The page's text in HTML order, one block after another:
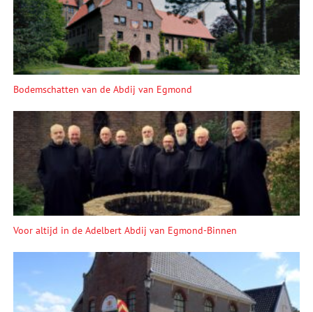
Bodemschatten van de Abdij van Egmond
Voor altijd in de Adelbert Abdij van Egmond-Binnen